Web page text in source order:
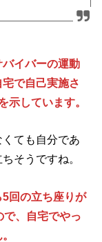
イバーの運動
で自己実施さ
示しています。
ても自分であ
そうですね。
回の立ち座りが
で、自宅でやっ